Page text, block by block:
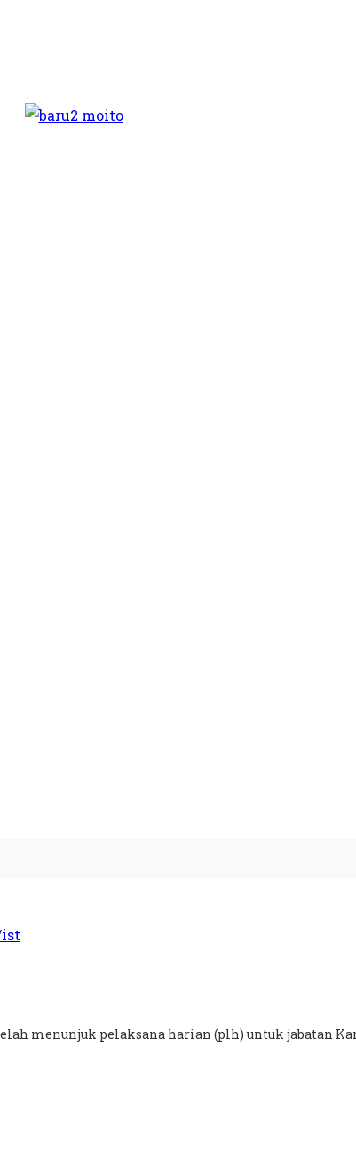
menunjuk pelaksana harian (plh) untuk jabatan